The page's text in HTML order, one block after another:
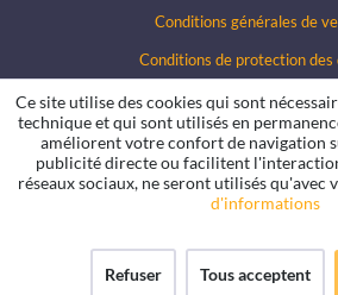
Conditions générales de
Conditions de protection des
Ce site utilise des cookies qui sont
technique et qui sont utilisés en
améliorent votre confort de navigation
publicité directe ou facilitent
réseaux sociaux, ne seront utilisés qu'avec
d'informations
Refuser Tous acceptent